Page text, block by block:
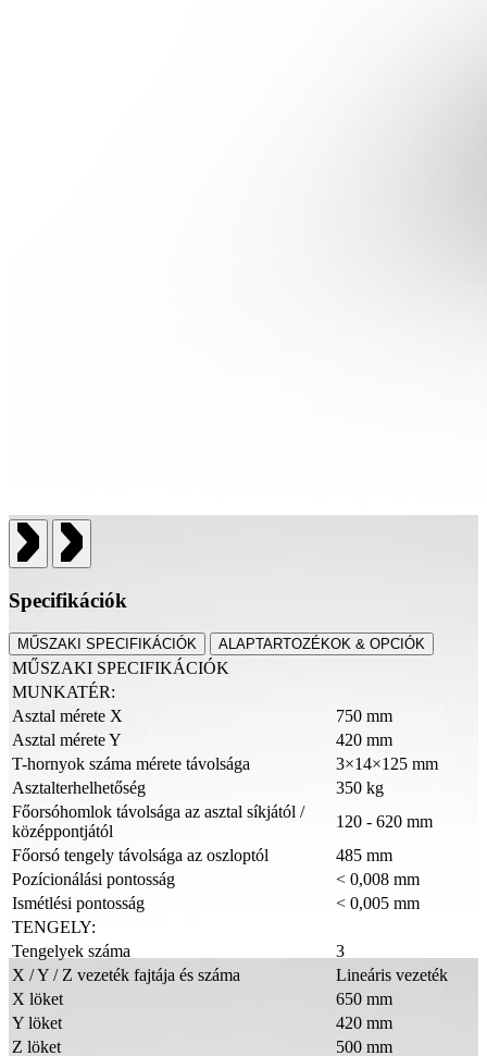
Specifikációk
MŰSZAKI SPECIFIKÁCIÓK ALAPTARTOZÉKOK & OPCIÓK
MŰSZAKI SPECIFIKÁCIÓK
MUNKATÉR:
Asztal mérete X
750 mm
Asztal mérete Y
420 mm
T-hornyok száma mérete távolsága
3×14×125 mm
Asztalterhelhetőség
350 kg
Főorsóhomlok távolsága az asztal síkjától /
középpontjától
120 - 620 mm
Főorsó tengely távolsága az oszloptól
485 mm
Pozícionálási pontosság
< 0,008 mm
Ismétlési pontosság
< 0,005 mm
TENGELY:
Tengelyek száma
3
X / Y / Z vezeték fajtája és száma
Lineáris vezeték
X löket
650 mm
Y löket
420 mm
Z löket
500 mm